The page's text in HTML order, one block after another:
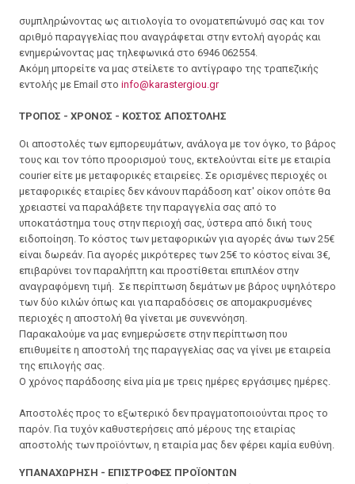
συμπληρώνοντας ως αιτιολογία το ονοματεπώνυμό σας και τον
αριθμό παραγγελίας που αναγράφεται στην εντολή αγοράς και
ενημερώνοντας μας τηλεφωνικά στο 6946 062554.
Ακόμη μπορείτε να μας στείλετε το αντίγραφο της τραπεζικής
εντολής με Email στο info@karastergiou.gr
ΤΡΟΠΟΣ - ΧΡΟΝΟΣ - ΚΟΣΤΟΣ ΑΠΟΣΤΟΛΗΣ
Οι αποστολές των εμπορευμάτων, ανάλογα με τον όγκο, το βάρος
τους και τον τόπο προορισμού τους, εκτελούνται είτε με εταιρία
courier είτε με μεταφορικές εταιρείες. Σε ορισμένες περιοχές οι
μεταφορικές εταιρίες δεν κάνουν παράδοση κατ' οίκον οπότε θα
χρειαστεί να παραλάβετε την παραγγελία σας από το
υποκατάστημα τους στην περιοχή σας, ύστερα από δική τους
ειδοποίηση. Το κόστος των μεταφορικών για αγορές άνω των 25€
είναι δωρεάν. Για αγορές μικρότερες των 25€ το κόστος είναι 3€,
επιβαρύνει τον παραλήπτη και προστίθεται επιπλέον στην
αναγραφόμενη τιμή. Σε περίπτωση δεμάτων με βάρος υψηλότερο
των δύο κιλών όπως και για παραδόσεις σε απομακρυσμένες
περιοχές η αποστολή θα γίνεται με συνεννόηση.
Παρακαλούμε να μας ενημερώσετε στην περίπτωση που
επιθυμείτε η αποστολή της παραγγελίας σας να γίνει με εταιρεία
της επιλογής σας.
Ο χρόνος παράδοσης είνα μία με τρεις ημέρες εργάσιμες ημέρες.
Αποστολές προς το εξωτερικό δεν πραγματοποιούνται προς το
παρόν. Για τυχόν καθυστερήσεις από μέρους της εταιρίας
αποστολής των προϊόντων, η εταιρία μας δεν φέρει καμία ευθύνη.
ΥΠΑΝΑΧΩΡΗΣΗ - ΕΠΙΣΤΡΟΦΕΣ ΠΡΟΪΟΝΤΩΝ